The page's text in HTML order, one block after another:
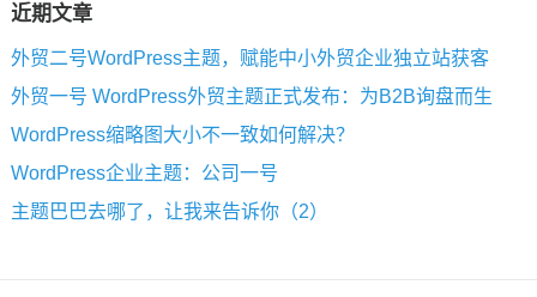
近期文章
外贸二号WordPress主题，赋能中小外贸企业独立站获客
外贸一号 WordPress外贸主题正式发布：为B2B询盘而生
WordPress缩略图大小不一致如何解决？
WordPress企业主题：公司一号
主题巴巴去哪了，让我来告诉你（2）